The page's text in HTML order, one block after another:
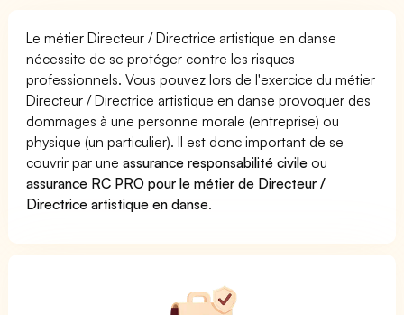
Le métier Directeur / Directrice artistique en danse
nécessite de se protéger contre les risques
professionnels. Vous pouvez lors de l'exercice du métier
Directeur / Directrice artistique en danse provoquer des
dommages à une personne morale (entreprise) ou
physique (un particulier). Il est donc important de se
couvrir par uneassurance responsabilité civile ou
assurance RC PRO pour le métier de Directeur /
Directrice artistique en danse.